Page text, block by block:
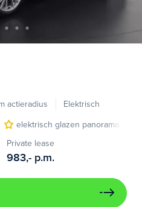
actieradius
Elektrisch
elektrisch glazen panorama-dak
Private lease
983,- p.m.